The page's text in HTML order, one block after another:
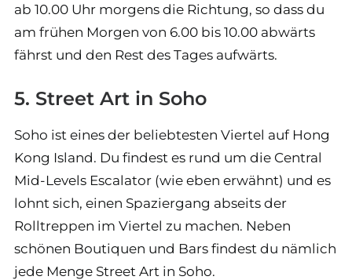
ab 10.00 Uhr morgens die Richtung, so dass du
am frühen Morgen von 6.00 bis 10.00 abwärts
fährst und den Rest des Tages aufwärts.
5. Street Art in Soho
Soho ist eines der beliebtesten Viertel auf Hong
Kong Island. Du findest es rund um die Central
Mid-Levels Escalator (wie eben erwähnt) und es
lohnt sich, einen Spaziergang abseits der
Rolltreppen im Viertel zu machen. Neben
schönen Boutiquen und Bars findest du nämlich
jede Menge Street Art in Soho.